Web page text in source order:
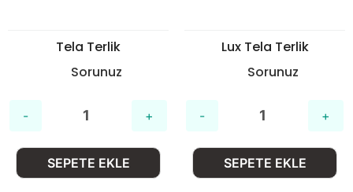
Tela Terlik
Sorunuz
SEPETE EKLE
Lux Tela Terlik
Sorunuz
SEPETE EKLE